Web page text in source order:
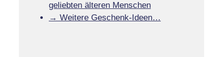
geliebten älteren Menschen
→ Weitere Geschenk-Ideen…